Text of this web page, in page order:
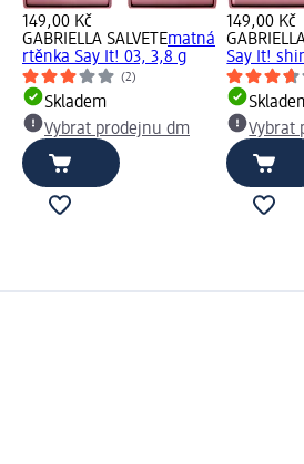
149,00 Kč
GABRIELLA SALVETEmatná
rtěnka Say It! 03, 3,8 g
(2)
Skladem
Vybrat prodejnu dm
149,00 Kč
Say It!
Vybrat